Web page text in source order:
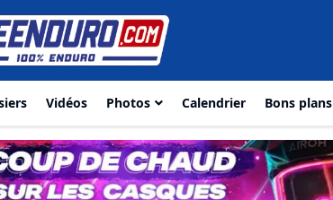
Vidéos Photos Calendrier Bons plans